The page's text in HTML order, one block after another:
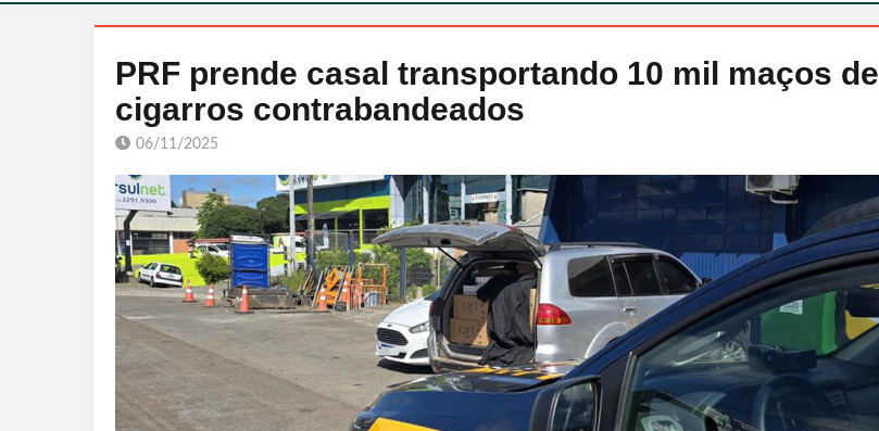
PRF prende casal transportando 10 mil maços de
cigarros contrabandeados
06/11/2025